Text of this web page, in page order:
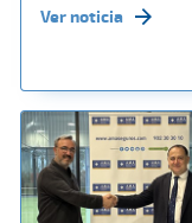
Ver noticia